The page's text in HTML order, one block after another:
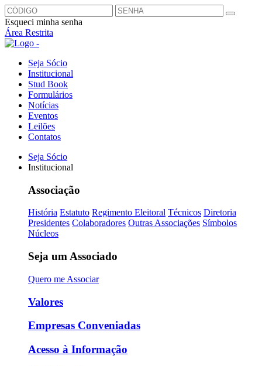
Esqueci minha senha
Área Restrita
Seja Sócio
Institucional
Stud Book
Formulários
Notícias
Eventos
Leilões
Contatos
Seja Sócio
Institucional
Associação
História Estatuto Regimento Eleitoral Técnicos Diretoria
Presidentes Colaboradores Outras Associações Símbolos
Núcleos
Seja um Associado
Quero me Associar
Valores
Empresas Conveniadas
Acesso à Informação